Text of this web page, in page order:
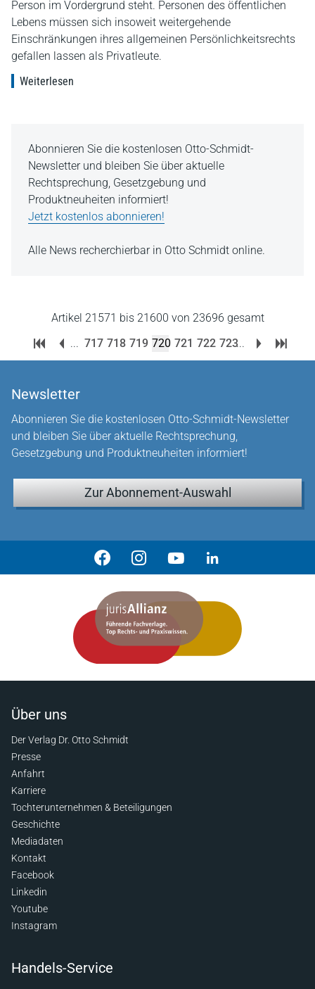
Person im Vordergrund steht. Personen des öffentlichen
Lebens müssen sich insoweit weitergehende
Einschränkungen ihres allgemeinen Persönlichkeitsrechts
gefallen lassen als Privatleute.
Weiterlesen
Abonnieren Sie die kostenlosen Otto-Schmidt-
Newsletter und bleiben Sie über aktuelle
Rechtsprechung, Gesetzgebung und
Produktneuheiten informiert!
Jetzt kostenlos abonnieren!
Alle News recherchierbar in Otto Schmidt online.
Artikel 21571 bis 21600 von 23696 gesamt
... 717 718 719 720 721 722 723...
Newsletter
Abonnieren Sie die kostenlosen Otto-Schmidt-Newsletter
und bleiben Sie über aktuelle Rechtsprechung,
Gesetzgebung und Produktneuheiten informiert!
Zur Abonnement-Auswahl
Über uns
Der Verlag Dr. Otto Schmidt
Presse
Anfahrt
Karriere
Tochterunternehmen & Beteiligungen
Geschichte
Mediadaten
Kontakt
Facebook
Linkedin
Youtube
Instagram
Handels-Service